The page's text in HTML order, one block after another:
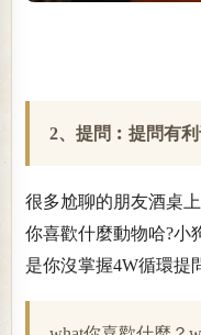
2、提問︰提問有利
很多尬聊的朋友酒桌
你喜歡什麼動物哈?小
是你沒掌握4W循環提